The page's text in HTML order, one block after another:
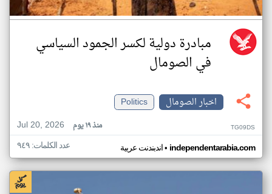
مبادرة دولية لكسر الجمود السياسي
في الصومال
اخبار الصومال
Politics
Jul 20, 2026
منذ ١٩ يوم TG09DS
اندبندنت عربية• independentarabia.com عدد الكلمات: ٩٤٩